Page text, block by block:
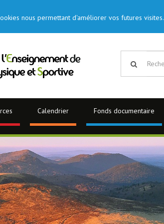
nous permettant d'améliorer vos futures visites.
Calendrier Fonds documentaire